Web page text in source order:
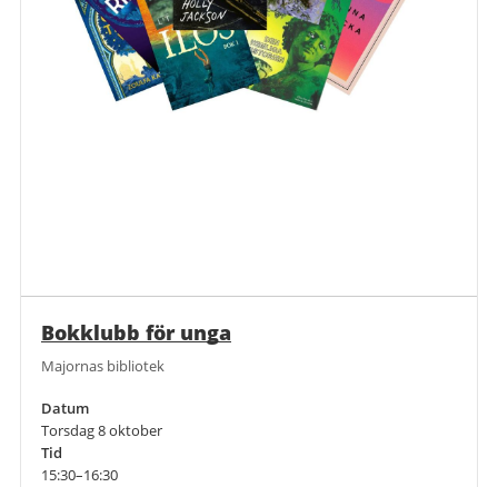
Bokklubb för unga
Majornas bibliotek
Datum
Torsdag 8 oktober
Tid
15:30–16:30